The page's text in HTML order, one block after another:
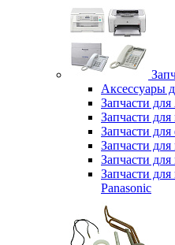
Аксессуары
Запчасти
Запчасти для
Запчасти
Запчасти
Запчасти
Запчасти
Panasonic